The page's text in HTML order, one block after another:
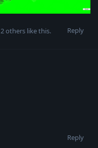
Reply
2others like this.
Reply